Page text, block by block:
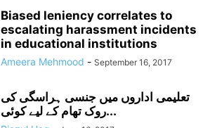
Biased leniency correlates to
escalating harassment incidents
in educational institutions
Ameera Mehmood - September 16, 2017
تعلیمی اداروں میں جنسی ہراسگی کی
روک تھام کے لیے کوئی...